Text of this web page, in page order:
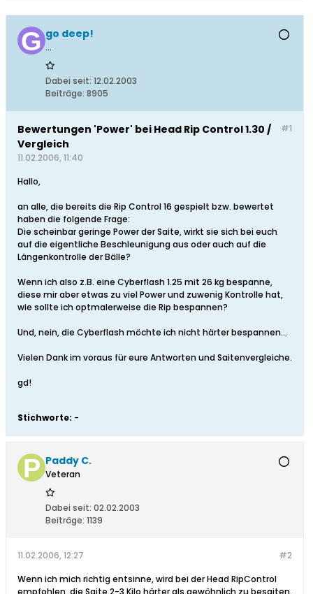
go deep!
...
Dabei seit: 12.02.2003
Beiträge: 8905
#1
Bewertungen 'Power' bei Head Rip Control 1.30 /
Vergleich
11.02.2006, 11:40
Hallo,
an alle, die bereits die Rip Control 16 gespielt bzw. bewertet
haben die folgende Frage:
Die scheinbar geringe Power der Saite, wirkt sie sich bei euch
auf die eigentliche Beschleunigung aus oder auch auf die
Längenkontrolle der Bälle?
Wenn ich also z.B. eine Cyberflash 1.25 mit 26 kg bespanne,
diese mir aber etwas zu viel Power und zuwenig Kontrolle hat,
wie sollte ich optmalerweise die Rip bespannen?
Und, nein, die Cyberflash möchte ich nicht härter bespannen...
Vielen Dank im voraus für eure Antworten und Saitenvergleiche.
gd!
Stichworte: -
Paddy C.
Veteran
Dabei seit: 02.02.2003
Beiträge: 1139
#2
11.02.2006, 12:27
Wenn ich mich richtig entsinne, wird bei der Head RipControl